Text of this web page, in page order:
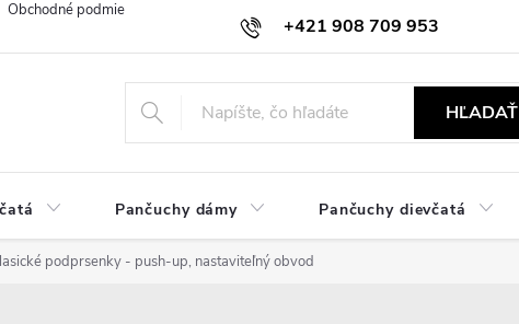
+421 908 709 953
objednavky@ibielizen.sk
Obchodné podmienky
HĽADAŤ
Pančuchy dámy Pančuchy dievčatá
podprsenky - push-up, nastaviteľný obvod